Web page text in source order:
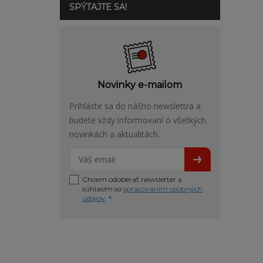
SPÝTAJTE SA!
Novinky e-mailom
Prihláste sa do nášho newslettra a
budete vždy informovaní o všetkých
novinkách a aktualitách.
Chcem odoberať newsletter a
súhlasím so spracovaním osobných
údajov. *